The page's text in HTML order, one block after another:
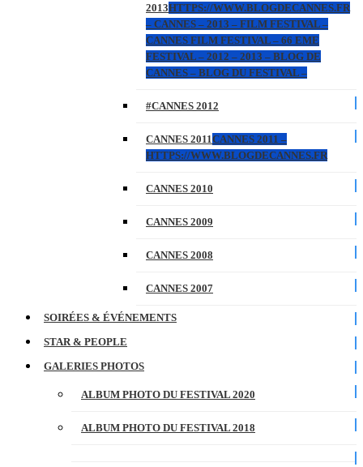
2013HTTPS://WWW.BLOGDECANNES.FR
– CANNES – 2013 – FILM FESTIVAL –
CANNES FILM FESTIVAL – 66 EME
FESTIVAL – 2012 – 2013 – BLOG DE
CANNES – BLOG DU FESTIVAL –
#CANNES 2012
CANNES 2011CANNES 2011 –
HTTPS://WWW.BLOGDECANNES.FR
CANNES 2010
CANNES 2009
CANNES 2008
CANNES 2007
SOIRÉES & ÉVÉNEMENTS
STAR & PEOPLE
GALERIES PHOTOS
ALBUM PHOTO DU FESTIVAL 2020
ALBUM PHOTO DU FESTIVAL 2018